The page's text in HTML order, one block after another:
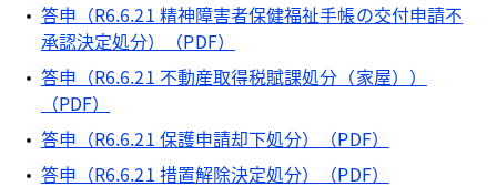
答申（R6.6.21 精神障害者保健福祉手帳の交付申請不
承認決定処分）（PDF）
答申（R6.6.21 不動産取得税賦課処分（家屋））
（PDF）
答申（R6.6.21 保護申請却下処分）（PDF）
答申（R6.6.21 措置解除決定処分）（PDF）